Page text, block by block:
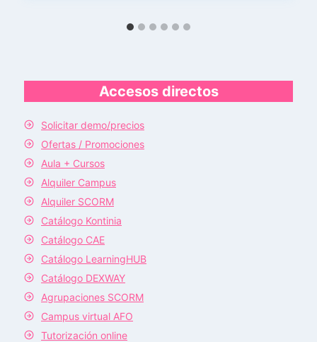
Accesos directos
Solicitar demo/precios
Ofertas / Promociones
Aula + Cursos
Alquiler Campus
Alquiler SCORM
Catálogo Kontinia
Catálogo CAE
Catálogo LearningHUB
Catálogo DEXWAY
Agrupaciones SCORM
Campus virtual AFO
Tutorización online